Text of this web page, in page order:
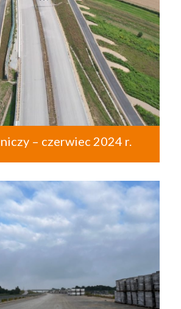
– czerwiec 2024 r.